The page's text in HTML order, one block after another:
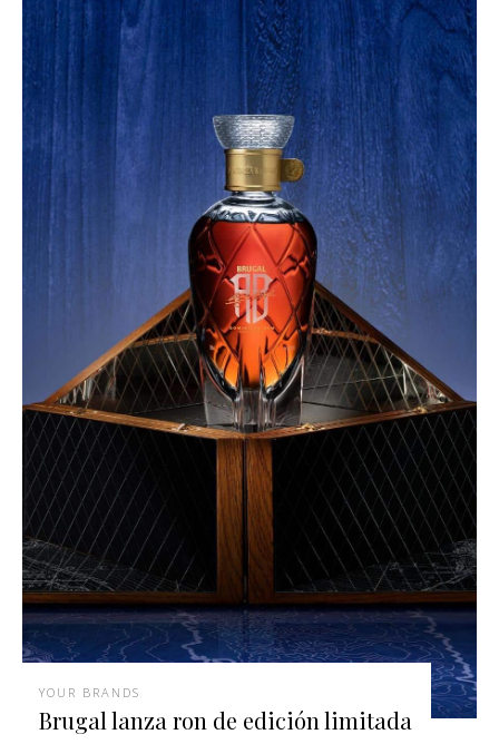
YOUR BRANDS
Brugal lanza ron de edición limitada